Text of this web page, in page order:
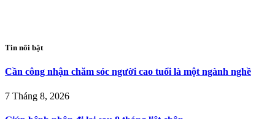
Tin nổi bật
Cần công nhận chăm sóc người cao tuổi là một ngành nghề
7 Tháng 8, 2026